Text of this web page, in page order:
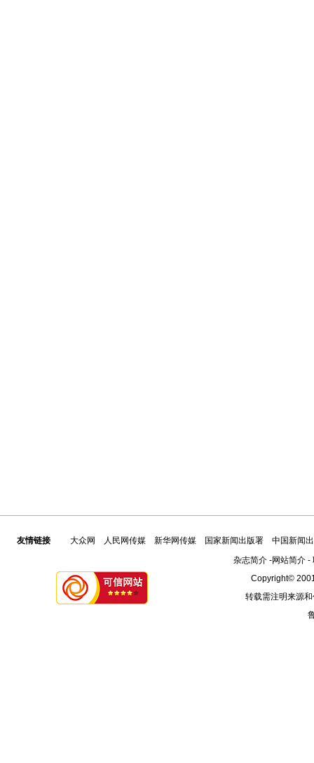
友情链接 大众网 人民网传媒 新华网传媒 国家新闻出版署
中国新闻
杂志简介-网站简介-
Copyright©
转载需注明来源